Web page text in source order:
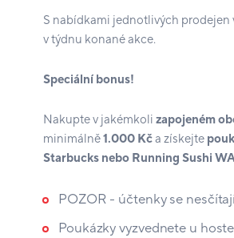
S nabídkami jednotlivých prodejen
v týdnu konané akce.
Speciální bonus!
Nakupte v jakémkoli zapojeném
minimálně1.000 Kča získejte
Starbucks nebo Running Sushi
POZOR - účtenky se
Poukázky vyzvednete u